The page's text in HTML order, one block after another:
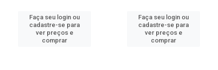
Faça seu login ou
cadastre-se para
ver preços e
comprar
Faça seu login ou
cadastre-se para
ver preços e
comprar